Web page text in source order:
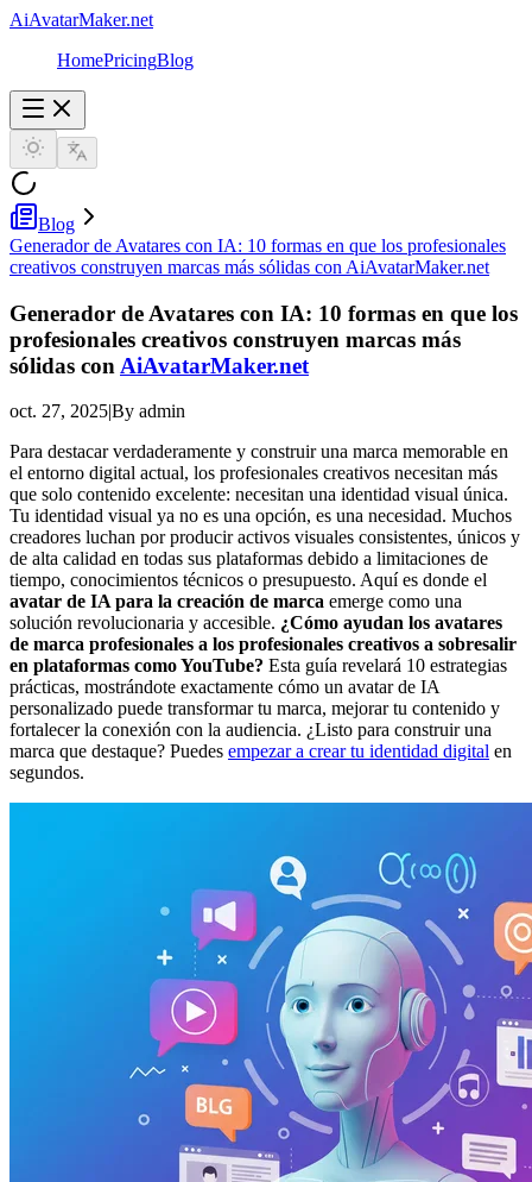
AiAvatarMaker.net
HomePricingBlog
Blog
Generador de Avatares con IA: 10 formas en que los profesionales
creativos construyen marcas más sólidas con AiAvatarMaker.net
Generador de Avatares con IA: 10 formas en que los
profesionales creativos construyen marcas más
sólidas con AiAvatarMaker.net
oct. 27, 2025|By admin
Para destacar verdaderamente y construir una marca memorable en
el entorno digital actual, los profesionales creativos necesitan más
que solo contenido excelente: necesitan una identidad visual única.
Tu identidad visual ya no es una opción, es una necesidad. Muchos
creadores luchan por producir activos visuales consistentes, únicos y
de alta calidad en todas sus plataformas debido a limitaciones de
tiempo, conocimientos técnicos o presupuesto. Aquí es donde el
avatar de IA para la creación de marca emerge como una
solución revolucionaria y accesible. ¿Cómo ayudan los avatares
de marca profesionales a los profesionales creativos a sobresalir
en plataformas como YouTube? Esta guía revelará 10 estrategias
prácticas, mostrándote exactamente cómo un avatar de IA
personalizado puede transformar tu marca, mejorar tu contenido y
fortalecer la conexión con la audiencia. ¿Listo para construir una
marca que destaque? Puedes empezar a crear tu identidad digital en
segundos.